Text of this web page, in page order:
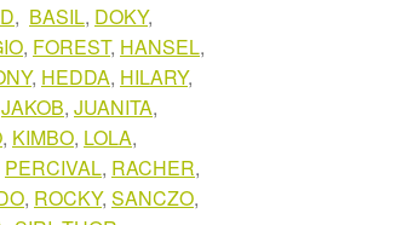
, BASIL, DOKY,
, FOREST, HANSEL,
, HEDDA, HILARY,
JAKOB,JUANITA,
, KIMBO, LOLA,
PERCIVAL, RACHER,
, ROCKY,SANCZO,